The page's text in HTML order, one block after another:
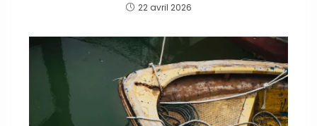
22 avril 2026